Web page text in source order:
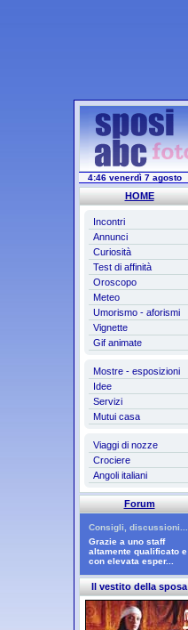
4:46 venerdì 7 agosto
HOME
Incontri
Annunci
Curiosità
Test di affinità
Oroscopo
Meteo
Umorismo - aforismi
Vignette
Gif animate
Mostre - esposizioni
Idee
Servizi
Mutui casa
Viaggi di nozze
Crociere
Angoli italiani
Forum
Consigli, discussioni...
Grazie a uno staff
altamente qualificato e
con elevata esper...
Il vestito della sposa